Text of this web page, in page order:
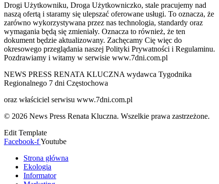
Drogi Użytkowniku, Droga Użytkowniczko, stale pracujemy nad
naszą ofertą i staramy się ulepszać oferowane usługi. To oznacza, że
zarówno wykorzystywana przez nas technologia, standardy oraz
wymagania będą się zmieniały. Oznacza to również, że ten
dokument będzie aktualizowany. Zachęcamy Cię więc do
okresowego przeglądania naszej Polityki Prywatności i Regulaminu.
Pozdrawiamy i witamy w serwisie www.7dni.com.pl
NEWS PRESS RENATA KLUCZNA wydawca Tygodnika
Regionalnego 7 dni Częstochowa
oraz właściciel serwisu www.7dni.com.pl
© 2026 News Press Renata Kluczna. Wszelkie prawa zastrzeżone.
Edit Template
Facebook-fYoutube
Strona główna
Ekologia
Informator